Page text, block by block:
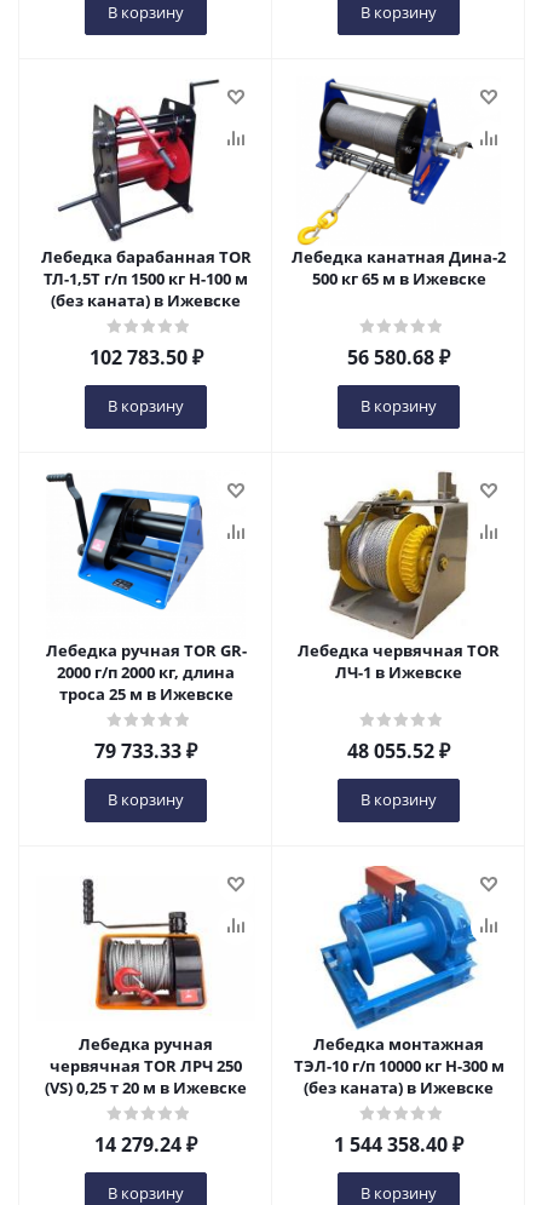
В корзину В корзину
Лебедка барабанная TOR
ТЛ-1,5Т г/п 1500 кг H-100 м
(без каната) в Ижевске
102 783.50₽
В корзину
Лебедка канатная Дина-2
500 кг 65 м в Ижевске
56 580.68₽
В корзину
Лебедка ручная TOR GR-
2000 г/п 2000 кг, длина
троса 25 м в Ижевске
79 733.33₽
В корзину
Лебедка червячная TOR
ЛЧ-1 в Ижевске
48 055.52₽
В корзину
Лебедка ручная
червячная TOR ЛРЧ 250
(VS) 0,25 т 20 м в Ижевске
14 279.24₽
В корзину
Лебедка монтажная
ТЭЛ-10 г/п 10000 кг Н-300 м
(без каната) в Ижевске
1 544 358.40₽
В корзину